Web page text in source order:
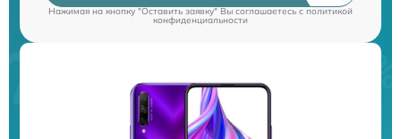
Нажимая на кнопку "Оставить заявку" Вы соглашаетесь cполитикой
конфиденциальности